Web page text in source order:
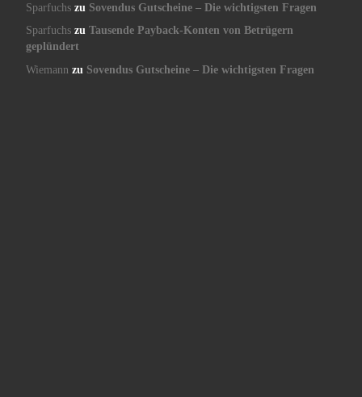
Sparfuchszu Sovendus Gutscheine – Die wichtigsten Fragen
Sparfuchszu Tausende Payback-Konten von Betrügern
geplündert
Wiemann zu Sovendus Gutscheine – Die wichtigsten Fragen